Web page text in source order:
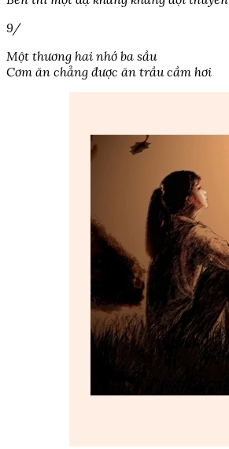
9/
Một thương hai nhớ ba sầu
Cơm ăn chẳng được ăn trầu cầm hơi